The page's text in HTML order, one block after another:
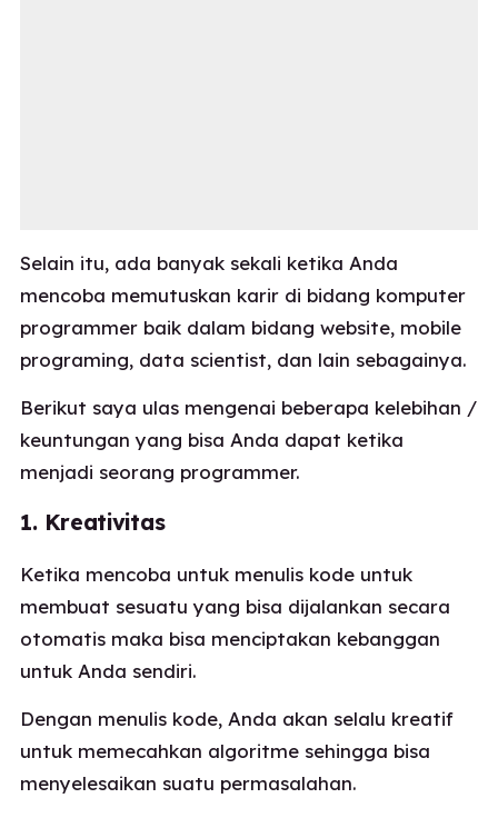
Selain itu, ada banyak sekali ketika Anda
mencoba memutuskan karir di bidang komputer
programmer baik dalam bidang website, mobile
programing, data scientist, dan lain sebagainya.
Berikut saya ulas mengenai beberapa kelebihan /
keuntungan yang bisa Anda dapat ketika
menjadi seorang programmer.
1. Kreativitas
Ketika mencoba untuk menulis kode untuk
membuat sesuatu yang bisa dijalankan secara
otomatis maka bisa menciptakan kebanggan
untuk Anda sendiri.
Dengan menulis kode, Anda akan selalu kreatif
untuk memecahkan algoritme sehingga bisa
menyelesaikan suatu permasalahan.